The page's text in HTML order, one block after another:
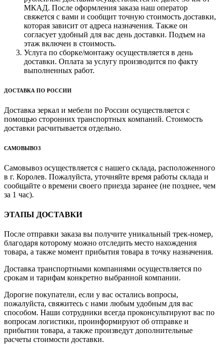
МКАД. После оформления заказа наш оператор
свяжется с вами и сообщит точную стоимость доставки,
которая зависит от адреса назначения. Также он
согласует удобный для вас день доставки. Подъем на
этаж включен в стоимость.
Услуга по сборке/монтажу осуществляется в день
доставки. Оплата за услугу производится по факту
выполненных работ.
ДОСТАВКА ПО РОССИИ
Доставка зеркал и мебели по России осуществляется с
помощью сторонних транспортных компаний. Стоимость
доставки расчитывается отдельно.
САМОВЫВОЗ
Самовывоз осуществляется с нашего склада, расположенного
в г. Королев. Пожалуйста, уточняйте время работы склада и
сообщайте о времени своего приезда заранее (не позднее, чем
за 1 час).
ЭТАПЫ ДОСТАВКИ
После отправки заказа вы получите уникальный трек-номер,
благодаря которому можно отследить место нахождения
товара, а также момент прибытия товара в точку назначения.
Доставка транспортными компаниями осуществляется по
срокам и тарифам конкретно выбранной компании.
Дорогие покупатели, если у вас остались вопросы,
пожалуйста, свяжитесь с нами любым удобным для вас
способом. Наши сотрудники всегда проконсультируют вас по
вопросам логистики, проинформируют об отправке и
прибытии товара, а также произведут дополнительные
расчеты стоимости доставки.